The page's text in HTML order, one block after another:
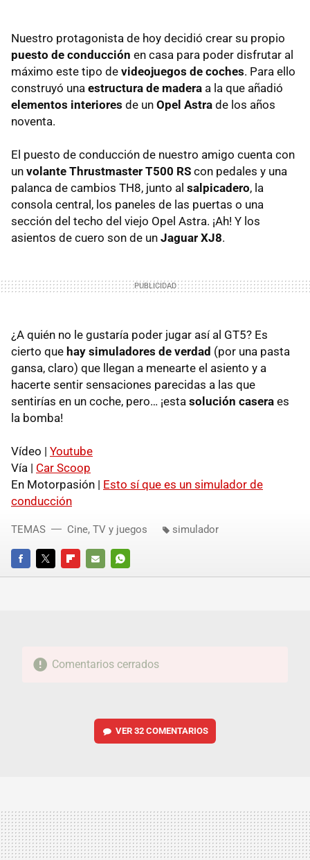
Nuestro protagonista de hoy decidió crear su propio
puesto de conducción en casa para poder disfrutar al
máximo este tipo de videojuegos de coches. Para ello
construyó una estructura de madera a la que añadió
elementos interiores de un Opel Astra de los años
noventa.
El puesto de conducción de nuestro amigo cuenta con
un volante Thrustmaster T500 RS con pedales y una
palanca de cambios TH8, junto al salpicadero, la
consola central, los paneles de las puertas o una
sección del techo del viejo Opel Astra. ¡Ah! Y los
asientos de cuero son de un Jaguar XJ8.
¿A quién no le gustaría poder jugar así al GT5? Es
cierto que hay simuladores de verdad (por una pasta
gansa, claro) que llegan a menearte el asiento y a
hacerte sentir sensaciones parecidas a las que
sentirías en un coche, pero… ¡esta solución casera es
la bomba!
Vídeo | Youtube
Vía | Car Scoop
En Motorpasión | Esto sí que es un simulador de
conducción
FACEBOOKTWITTERFLIPBOARD
E-
WHATSAPP
TEMAS Cine, TV y juegos simulador
Comentarios cerrados
VER 32 COMENTARIOS